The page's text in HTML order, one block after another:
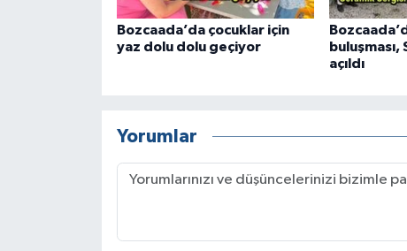
Bozcaada’da çocuklar için
yaz dolu dolu geçiyor
açıldı
Yorumlar